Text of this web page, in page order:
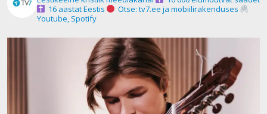
16 aastat Eestis
Otse: tv7.ee ja mobiilirakenduses
Youtube, Spotify